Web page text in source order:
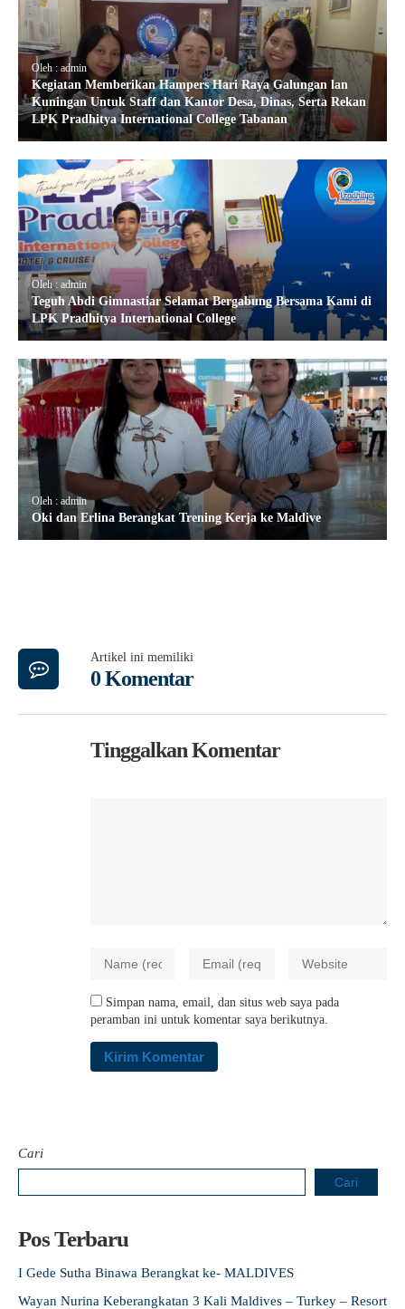
Oleh : admin
Kegiatan Memberikan Hampers Hari Raya Galungan lan
Kuningan Untuk Staff dan Kantor Desa, Dinas, Serta Rekan
LPK Pradhitya International College Tabanan
Oleh : admin
Teguh Abdi Gimnastiar Selamat Bergabung Bersama Kami di
LPK Pradhitya International College
Oleh : admin
Oki dan Erlina Berangkat Trening Kerja ke Maldive
Artikel ini memiliki
0 Komentar
Tinggalkan Komentar
Simpan nama, email, dan situs web saya pada
peramban ini untuk komentar saya berikutnya.
Cari
Cari
Pos Terbaru
I Gede Sutha Binawa Berangkat ke- MALDIVES
Wayan Nurina Keberangkatan 3 Kali Maldives – Turkey – Resort